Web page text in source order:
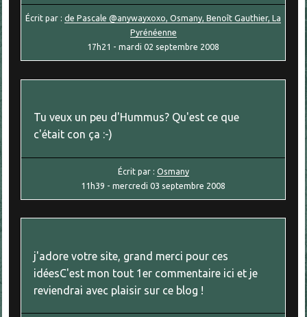
Écrit par :de Pascale @anywayxoxo, Osmany, Benoît Gauthier, La
Pyrénéenne
17h21 -mardi 02 septembre 2008
Tu veux un peu d'Hummus? Qu'est ce que
c'était con ça :-)
Écrit par : Osmany
11h39 -mercredi 03 septembre 2008
j'adore votre site, grand merci pour ces
idéesC'est mon tout 1er commentaire ici et je
reviendrai avec plaisir sur ce blog !